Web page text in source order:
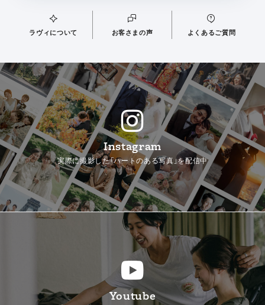
ラヴィについて お客さまの声 よくあるご質問
Instagram
実際に撮影した「ハートのある写真」を配信中
Youtube